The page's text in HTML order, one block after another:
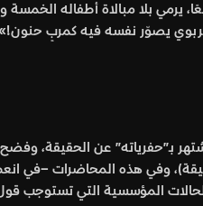
يرمي بلا مبالاة أطفاله
يصوّر نفسه فيه كمربٍ حنون!»،
معاصر بارز، وهو ميشيل فوكو (ت1984م)، والذي
المؤسسية التي تستوجب قول